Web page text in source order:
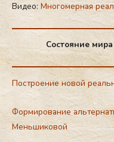
Видео: Многомерная
Состояние
Построение новой
Формирование
Меньшиковой